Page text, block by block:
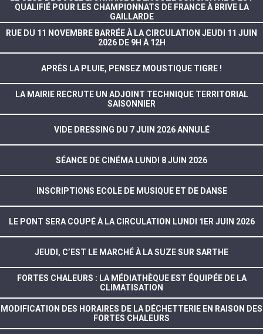
QUALIFIÉ POUR LES CHAMPIONNATS DE FRANCE À BRIVE LA
GAILLARDE
RUE DU 11 NOVEMBRE BARRÉE À LA CIRCULATION JEUDI 11 JUIN
2026 DE 9H À 12H
APRÈS LA PLUIE, PENSEZ MOUSTIQUE TIGRE !
LA MAIRIE RECRUTE UN ADJOINT TECHNIQUE TERRITORIAL
SAISONNIER
VIDE DRESSING DU 7 JUIN 2026 ANNULÉ
SÉANCE DE CINÉMA LUNDI 8 JUIN 2026
INSCRIPTIONS ECOLE DE MUSIQUE ET DE DANSE
LE PONT SERA COUPÉ À LA CIRCULATION LUNDI 1ER JUIN 2026
JEUDI, C’EST LE MARCHÉ À LA SUZE SUR SARTHE
FORTES CHALEURS : LA MÉDIATHÈQUE EST ÉQUIPÉE DE LA
CLIMATISATION
MODIFICATION DES HORAIRES DE LA DÉCHETTERIE EN RAISON DES
FORTES CHALEURS